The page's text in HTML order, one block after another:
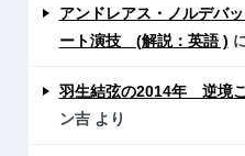
アンドレアス・ノルデ
ート演技 (解説：英語 )
羽生結弦の2014年 逆境
ン吉より